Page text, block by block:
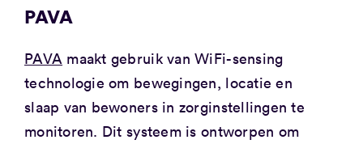
PAVA
PAVA maakt gebruik van WiFi-sensing
technologie om bewegingen, locatie en
slaap van bewoners in zorginstellingen te
monitoren. Dit systeem is ontworpen om